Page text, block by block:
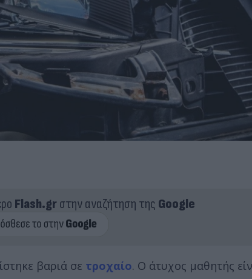
Flash.grστην αναζήτηση της Google
βαριά σε τροχαίο. Ο άτυχος μαθητής